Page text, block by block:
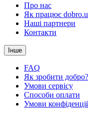
Про нас
Як працює
Наші партнери
Контакти
Інше
FAQ
Як зробити добро?
Умови сервісу
Способи оплати
Умови